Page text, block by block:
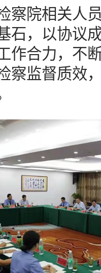
院相关人员
石，以协议
作合力，不
察监督质效